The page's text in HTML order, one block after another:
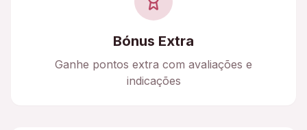
Bónus Extra
Ganhe pontos extra com avaliações e
indicações